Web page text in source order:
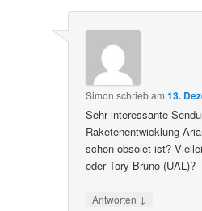
Simon schriebam13.
Sehr interessante
Raketenentwicklung
schon obsolet ist?
oder Tory Bruno (UAL)?
Antworten ↓